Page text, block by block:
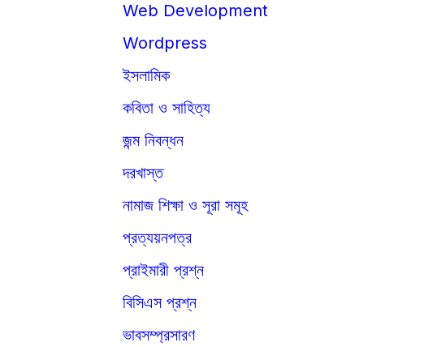
Web Development
Wordpress
ইসলামিক
কবিতা ও সাহিত্য
জন্ম নিবন্ধন
দরখাস্ত
নামাজ শিক্ষা ও সূরা সমূহ
প্রত্যয়নপত্র
প্রাইমারী প্রশ্ন
বিসিএস প্রশ্ন
ভাবসম্প্রসারণ